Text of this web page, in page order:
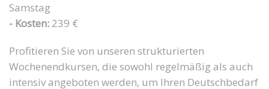
Samstag
- Kosten: 239 €
Profitieren Sie von unseren strukturierten
Wochenendkursen, die sowohl regelmäßig als auch
intensiv angeboten werden, um Ihren Deutschbedarf